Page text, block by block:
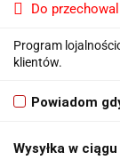
Do
Program
klientów.
Powiadom
Wysyłka w ciągu